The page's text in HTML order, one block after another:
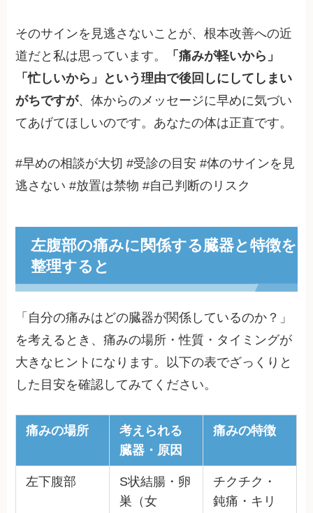
そのサインを見逃さないことが、根本改善への近
道だと私は思っています。
「痛みが軽いから」
「忙しいから」という理由で後回しにしてしまい
がちですが、体からのメッセージに早めに気づい
てあげてほしいのです。あなたの体は正直です。
#早めの相談が大切 #受診の目安 #体のサインを見
逃さない #放置は禁物 #自己判断のリスク
左腹部の痛みに関係する臓器と特徴を
整理すると
「自分の痛みはどの臓器が関係しているのか？」
を考えるとき、痛みの場所・性質・タイミングが
大きなヒントになります。以下の表でざっくりと
した目安を確認してみてください。
痛みの場所
考えられる
臓器・原因
痛みの特徴
左下腹部
S状結腸・卵
巣（女
チクチク・
鈍痛・キリ